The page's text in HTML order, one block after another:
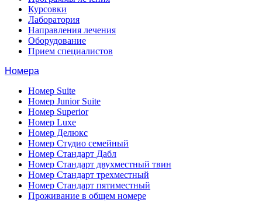
Курсовки
Лаборатория
Направления лечения
Оборудование
Прием специалистов
Номера
Номер Suite
Номер Junior Suite
Номер Superior
Номер Luxe
Номер Делюкс
Номер Студио семейный
Номер Стандарт Дабл
Номер Стандарт двухместный твин
Номер Стандарт трехместный
Номер Стандарт пятиместный
Проживание в общем номере